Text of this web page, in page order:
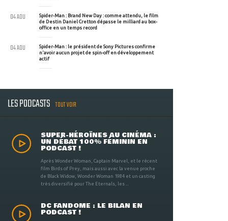
Spider-Man : Brand New Day : comme attendu, le film
de Destin Daniel Cretton dépasse le milliard au box-
office en un temps record
04 AOU
Spider-Man : le président de Sony Pictures confirme
n'avoir aucun projet de spin-off en développement
actif
04 AOU
LES PODCASTS TOUT VOIR
SUPER-HÉROÏNES AU CINÉMA :
UN DÉBAT 100% FÉMININ EN
PODCAST !
Après Wonder Woman, Captain Marvel, et le récent
film Birds of Prey, mais aussi avec la venue proche
de Black Widow, Wonder Woman 1984 et un casting
très diversifié pour The Eternals, les ...
DC FANDOME : LE BILAN EN
PODCAST !